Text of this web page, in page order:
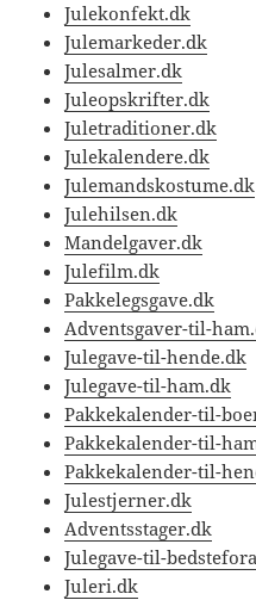
Julekonfekt.dk
Julemarkeder.dk
Julesalmer.dk
Juleopskrifter.dk
Juletraditioner.dk
Julekalendere.dk
Julemandskostume.dk
Julehilsen.dk
Mandelgaver.dk
Julefilm.dk
Pakkelegsgave.dk
Adventsgaver-til-
Julegave-til-hende.dk
Julegave-til-ham.dk
Pakkekalender-til-
Pakkekalender-til-
Pakkekalender-til-
Julestjerner.dk
Adventsstager.dk
Julegave-til-
Juleri.dk